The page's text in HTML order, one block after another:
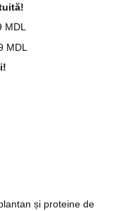
MDL
MDL
și proteine de